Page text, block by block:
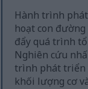
Hành trình
hoạt con đường
đẩy quá trình
Nghiên cứu
trình phát triển
khối lượng cơ